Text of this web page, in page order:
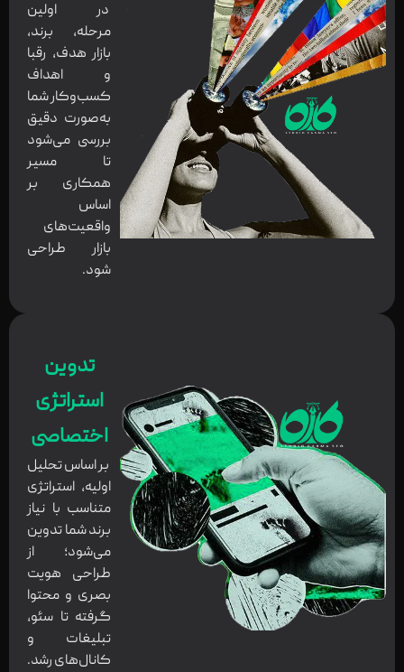
در اولین
مرحله، برند،
بازار هدف، رقبا
و اهداف
کسب‌وکار شما
به‌صورت دقیق
بررسی می‌شود
تا مسیر
همکاری بر
اساس
واقعیت‌های
بازار طراحی
شود.
تدوین
استراتژی
اختصاصی
بر اساس تحلیل
اولیه، استراتژی
متناسب با نیاز
برند شما تدوین
می‌شود؛ از
طراحی هویت
بصری و محتوا
گرفته تا سئو،
تبلیغات و
کانال‌های رشد.